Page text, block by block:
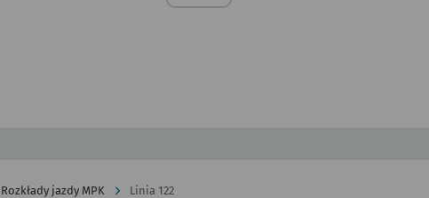
Rozkłady jazdy MPK Linia 122